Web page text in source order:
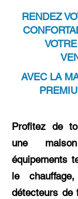
RENDEZ
AVEC LA
Profitez de
une
équipements
le
détecteurs de